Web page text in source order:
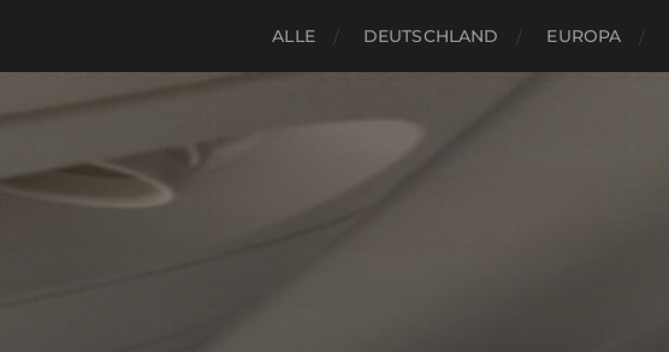
ALLE DEUTSCHLAND EUROPA